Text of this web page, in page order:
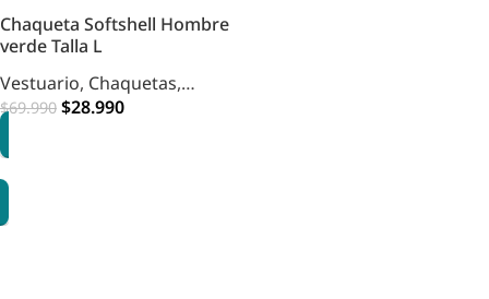
Chaqueta Softshell Hombre
verde Talla L
Vestuario, Chaquetas,
Hombre
$69.990 $28.990